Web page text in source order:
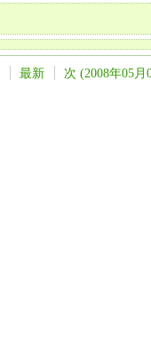
最新 次 (2008年05月